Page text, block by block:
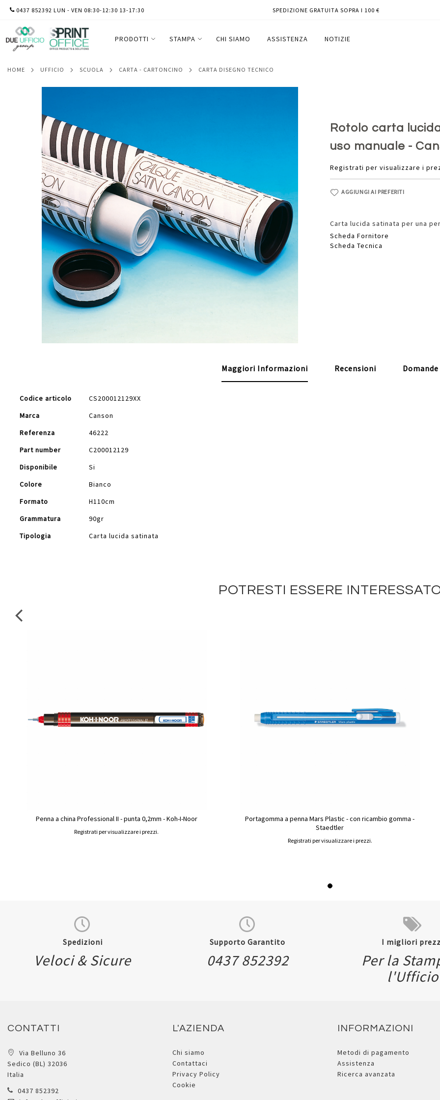
SALTA
CONTENUTO
0437 852392 LUN - VEN 08:30-12:30 13-17:30 SPEDIZIONE GRATUITA SOPRA I 100 €
PRODOTTI STAMPA CHI SIAMO ASSISTENZA NOTIZIE
HOME UFFICIO SCUOLA CARTA - CARTONCINO CARTA DISEGNO TECNICO
Rotolo carta
uso manuale -
Registrati per visualizzare i
AGGIUNGI AI PREFERITI
Carta lucida satinata per una
Scheda Fornitore
Scheda Tecnica
immagini
Maggiori Informazioni
Maggiori
Codice articolo
CS200012129XX
Marca
Canson
Referenza
46222
Part number
C200012129
Disponibile
Si
Colore
Bianco
Formato
H110cm
Grammatura
90gr
Tipologia
Carta lucida satinata
Recensioni Domande
POTRESTI ESSERE
Penna a china Professional II - punta 0,2mm - Koh-I-Noor
Registrati per visualizzare i prezzi.
Portagomma a penna Mars Plastic - con ricambio gomma -
Staedtler
Registrati per visualizzare i prezzi.
Spedizioni
Veloci & Sicure
Supporto Garantito
0437 852392
I migliori
Per la
l'Ufficio
CONTATTI
Via Belluno 36
Sedico (BL) 32036
Italia
0437 852392
L'AZIENDA
Chi siamo
Contattaci
Privacy Policy
Cookie
INFORMAZIONI
Metodi di pagamento
Assistenza
Ricerca avanzata